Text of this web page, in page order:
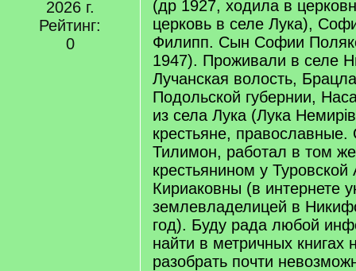
2026 г.
Рейтинг:
0
(др 1927, ходила в
церковь в селе Лука),
Филипп. Сын Софии
1947). Проживали в селе
Лучанская волость,
Подольской губернии,
из села Лука (Лука
крестьяне,
Тилимон, работал в том
крестьянином у
Кириаковны (в интернете
землевладелицей в
год). Буду рада любой
найти в метричных книгах
разобрать почти